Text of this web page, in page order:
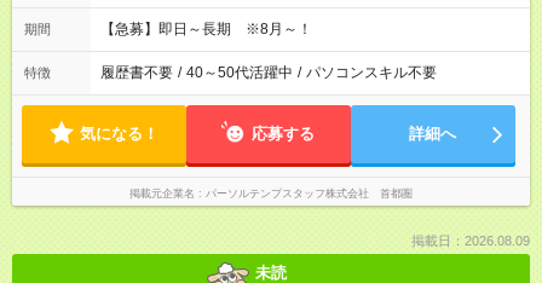
期間 【急募】即日～長期 ※8月～！
特徴 履歴書不要 / 40～50代活躍中 / パソコンスキル不要
気になる！ 応募する 詳細へ
掲載元企業名 パーソルテンプスタッフ株式会社 首都圏
掲載日：2026.08.09
未読